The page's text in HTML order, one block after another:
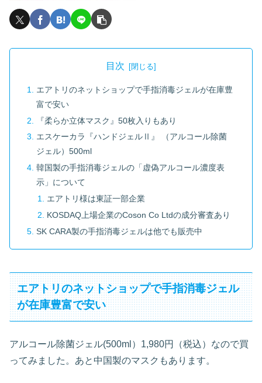
目次
エアトリのネットショップで手指消毒ジェルが在庫豊
富で安い
『柔らか立体マスク』50枚入りもあり
エスケーカラ『ハンドジェルⅡ』 （アルコール除菌
ジェル）500ml
韓国製の手指消毒ジェルの「虚偽アルコール濃度表
示」について
エアトリ様は東証一部企業
KOSDAQ上場企業のCoson Co Ltdの成分審査あり
SK CARA製の手指消毒ジェルは他でも販売中
エアトリのネットショップで手指消毒ジェル
が在庫豊富で安い
アルコール除菌ジェル(500ml）1,980円（税込）なので買
ってみました。あと中国製のマスクもあります。